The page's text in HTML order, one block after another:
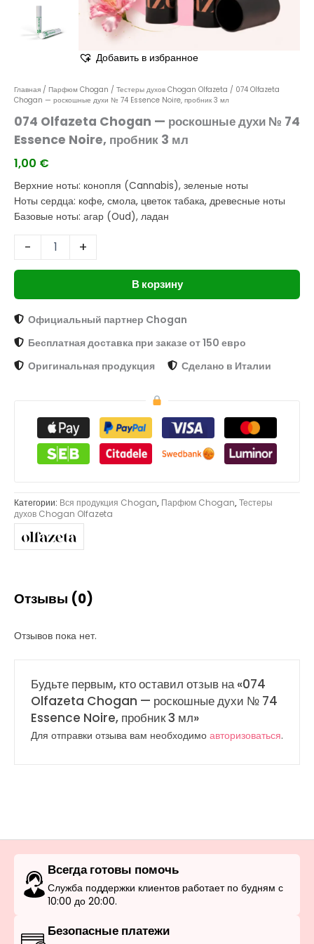
Добавить в избранное
Главная / Парфюм Chogan / Тестеры духов Chogan Olfazeta / 074 Olfazeta
Chogan — роскошные духи № 74 Essence Noire, пробник 3 мл
074 Olfazeta Chogan — роскошные духи № 74
Essence Noire, пробник 3 мл
1,00 €
Верхние ноты: конопля (Cannabis), зеленые ноты
Ноты сердца: кофе, смола, цветок табака, древесные ноты
Базовые ноты: агар (Oud), ладан
- +
В корзину
Официальный партнер Chogan
Бесплатная доставка при заказе от 150 евро
Оригинальная продукция
Сделано в Италии
Категории: Вся продукция Chogan, Парфюм Chogan,Тестеры
духов Chogan Olfazeta
Отзывы (0)
Отзывов пока нет.
Будьте первым, кто оставил отзыв на «074
Olfazeta Chogan — роскошные духи № 74
Essence Noire, пробник 3 мл»
Для отправки отзыва вам необходимо авторизоваться.
Всегда готовы помочь
Служба поддержки клиентов работает по будням с
10:00 до 20:00.
Безопасные платежи